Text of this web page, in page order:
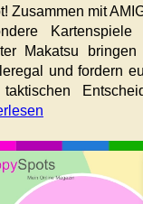
Zusammen mit
Makatsu
und fordern